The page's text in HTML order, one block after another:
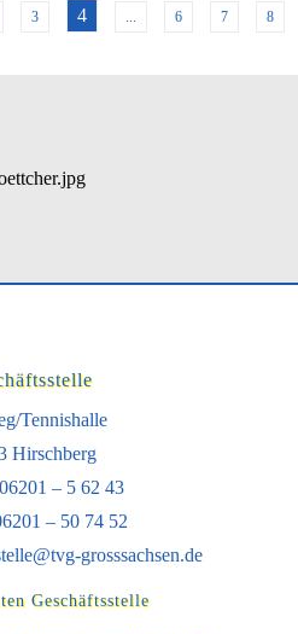
3 4 ... 6 7 8
Tennishalle
Hirschberg
– 5 62 43
– 50 74 52
grosssachsen.de
Geschäftsstelle